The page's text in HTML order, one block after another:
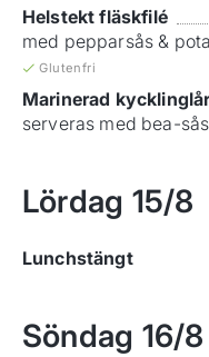
Helstekt fläskfilé
med pepparsås &
Glutenfri
Marinerad
serveras med bea-
Lördag 15/8
Lunchstängt
Söndag 16/8